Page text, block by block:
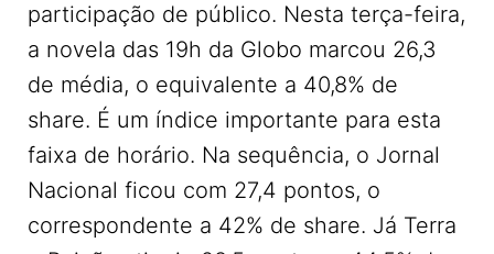
participação de público. Nesta terça-feira,
a novela das 19h da Globo marcou 26,3
de média, o equivalente a 40,8% de
share. É um índice importante para esta
faixa de horário. Na sequência, o Jornal
Nacional ficou com 27,4 pontos, o
correspondente a 42% de share. Já Terra